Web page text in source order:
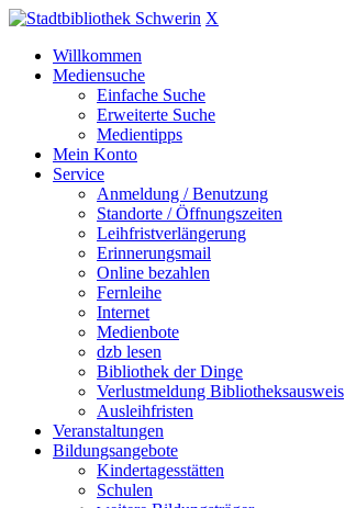
X
Willkommen
Mediensuche
Einfache Suche
Erweiterte Suche
Medientipps
Mein Konto
Service
Anmeldung / Benutzung
Standorte / Öffnungszeiten
Leihfristverlängerung
Erinnerungsmail
Online bezahlen
Fernleihe
Internet
Medienbote
dzb lesen
Bibliothek der Dinge
Verlustmeldung Bibliotheksausweis
Ausleihfristen
Veranstaltungen
Bildungsangebote
Kindertagesstätten
Schulen